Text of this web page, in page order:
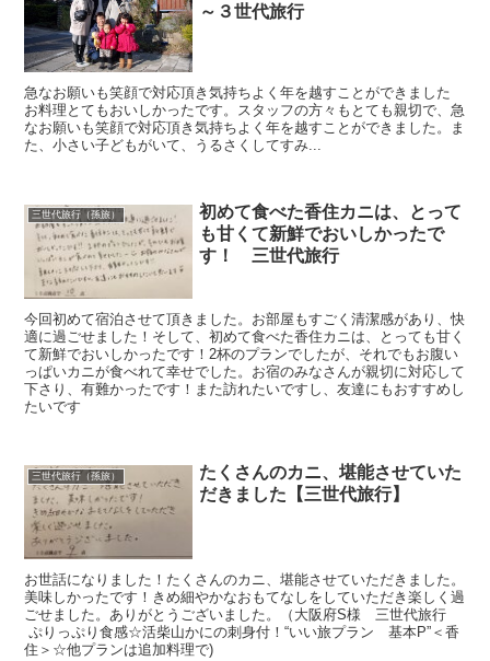
～３世代旅行
急なお願いも笑顔で対応頂き気持ちよく年を越すことができました
お料理とてもおいしかったです。スタッフの方々もとても親切で、急
なお願いも笑顔で対応頂き気持ちよく年を越すことができました。ま
た、小さい子どもがいて、うるさくしてすみ...
三世代旅行（孫旅）
初めて食べた香住カニは、とって
も甘くて新鮮でおいしかったで
す！ 三世代旅行
今回初めて宿泊させて頂きました。お部屋もすごく清潔感があり、快
適に過ごせました！そして、初めて食べた香住カニは、とっても甘く
て新鮮でおいしかったです！2杯のプランでしたが、それでもお腹い
っぱいカニが食べれて幸せでした。お宿のみなさんが親切に対応して
下さり、有難かったです！また訪れたいですし、友達にもおすすめし
たいです
三世代旅行（孫旅）
たくさんのカニ、堪能させていた
だきました【三世代旅行】
お世話になりました！たくさんのカニ、堪能させていただきました。
美味しかったです！きめ細やかなおもてなしをしていただき楽しく過
ごせました。ありがとうございました。（大阪府S様 三世代旅行
ぷりっぷり食感☆活柴山かにの刺身付！“いい旅プラン 基本P”＜香
住＞☆他プランは追加料理で)